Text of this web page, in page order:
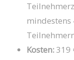
mindestens
Kosten:319